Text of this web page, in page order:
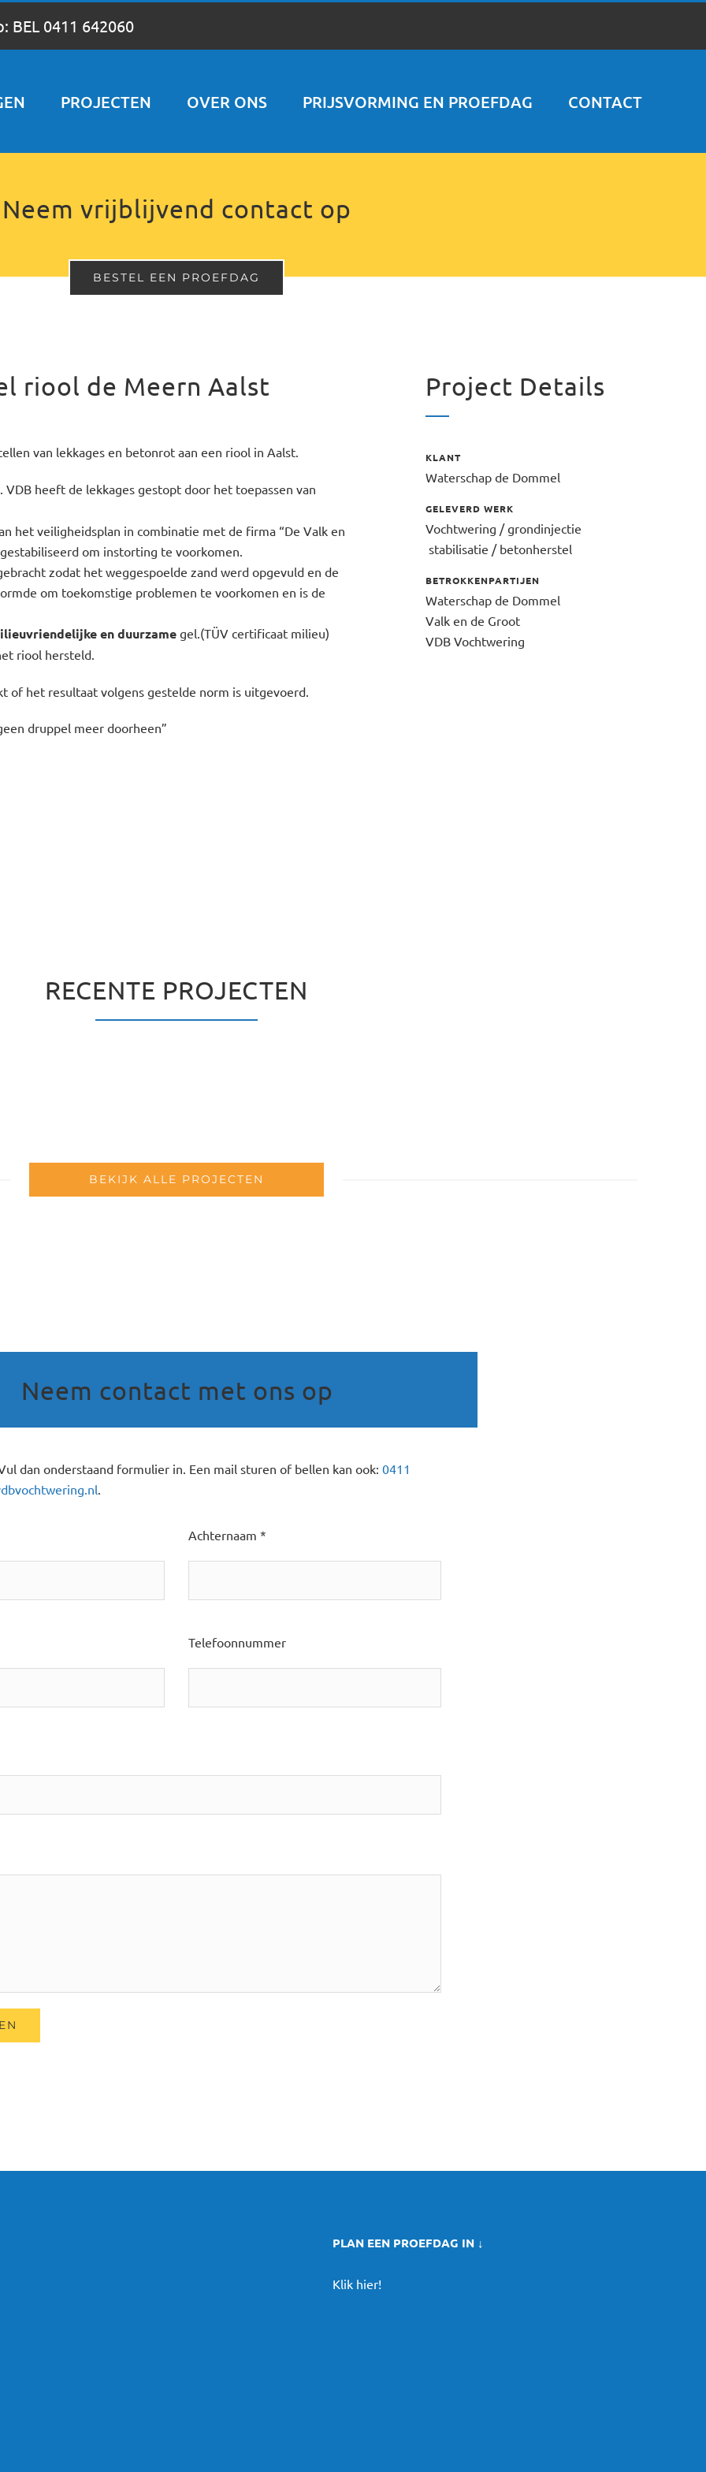
BEL 0411 642060
PROJECTEN OVER ONS PRIJSVORMING EN PROEFDAG CONTACT
Neem vrijblijvend contact op
BESTEL EEN PROEFDAG
riool de Meern Aalst
van lekkages en betonrot aan een riool in Aalst.
heeft de lekkages gestopt door het toepassen van
het veiligheidsplan in combinatie met de firma “De Valk en
om instorting te voorkomen.
zodat het weggespoelde zand werd opgevuld en de
om toekomstige problemen te voorkomen en is de
en duurzamegel.(TÜV certificaat milieu)
riool hersteld.
of het resultaat volgens gestelde norm is uitgevoerd.
druppel meer doorheen”
Project Details
KLANT
Waterschap de Dommel
GELEVERD WERK
Vochtwering / grondinjectie
stabilisatie / betonherstel
BETROKKENPARTIJEN
Waterschap de Dommel
Valk en de Groot
VDB Vochtwering
RECENTE PROJECTEN
BEKIJK ALLE PROJECTEN
Neem contact met ons op
dan onderstaand formulier in. Een mail sturen of bellen kan ook: 0411
Achternaam *
Telefoonnummer
PLAN EEN PROEFDAG IN ↓
Klik hier!